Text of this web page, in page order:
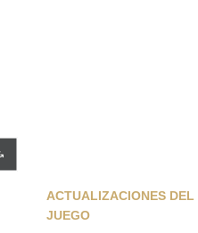
ACTUALIZACIONES DEL
JUEGO